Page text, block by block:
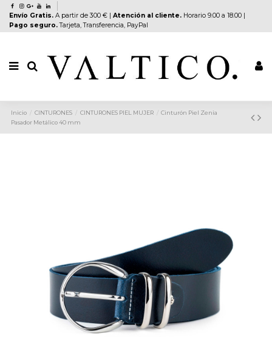
Envío Gratis. A partir de 300 € | Atención al cliente. Horario 9.00 a 18.00 |
Pago seguro.Tarjeta, Transferencia, PayPal
Inicio CINTURONES CINTURONES PIEL MUJER
Cinturón Piel Zenia
Pasador Metálico 40 mm